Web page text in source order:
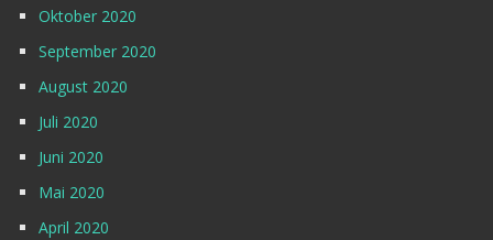
Oktober 2020
September 2020
August 2020
Juli 2020
Juni 2020
Mai 2020
April 2020